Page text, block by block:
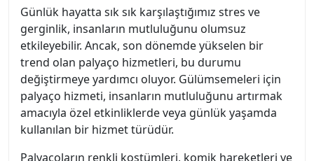
Günlük hayatta sık sık karşılaştığımız stres ve
gerginlik, insanların mutluluğunu olumsuz
etkileyebilir. Ancak, son dönemde yükselen bir
trend olan palyaço hizmetleri, bu durumu
değiştirmeye yardımcı oluyor. Gülümsemeleri için
palyaço hizmeti, insanların mutluluğunu artırmak
amacıyla özel etkinliklerde veya günlük yaşamda
kullanılan bir hizmet türüdür.
Palyaçoların renkli kostümleri, komik hareketleri ve